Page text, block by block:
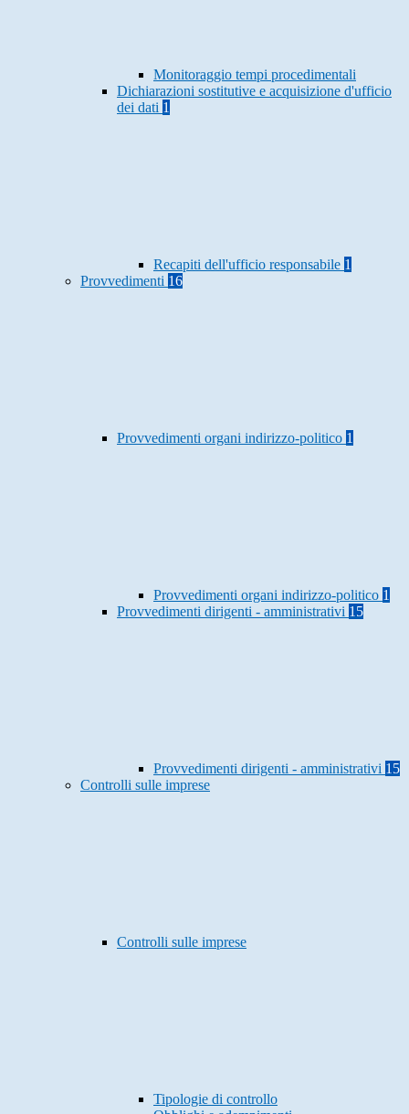
Monitoraggio tempi procedimentali
Dichiarazioni sostitutive e acquisizione d'ufficio
dei dati 1
Recapiti dell'ufficio responsabile 1
Provvedimenti 16
Provvedimenti organi indirizzo-politico 1
Provvedimenti organi indirizzo-politico 1
Provvedimenti dirigenti - amministrativi 15
Provvedimenti dirigenti - amministrativi 15
Controlli sulle imprese
Controlli sulle imprese
Tipologie di controllo